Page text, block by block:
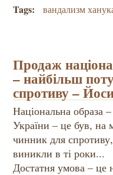
Tags: вандализм
Продаж
– найбільш
спротиву –
Національна образа
України – це був, на
чинник для
виникли в ті роки...
Достатня умова – це